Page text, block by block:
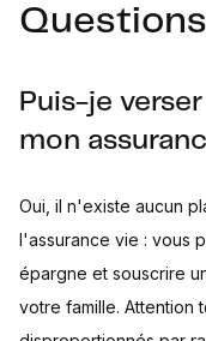
Puis-je
mon
Oui, il n'existe aucun
l'assurance vie : vous
épargne et souscrire
votre famille. Attention